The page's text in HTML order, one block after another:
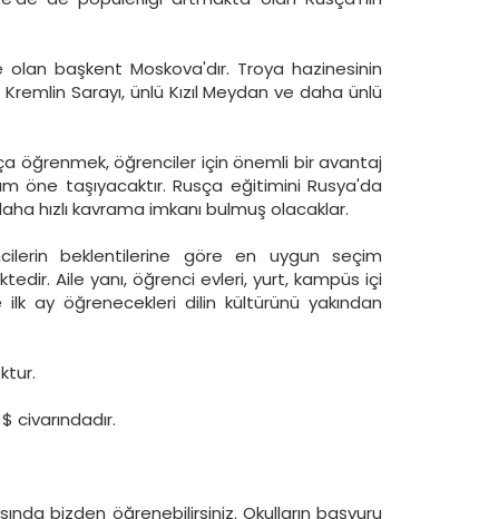
başkent Moskova'dır. Troya hazinesinin
Sarayı, ünlü Kızıl Meydan ve daha ünlü
öğrenmek, öğrenciler için önemli bir avantaj
öne taşıyacaktır. Rusça eğitimini Rusya'da
hızlı kavrama imkanı bulmuş olacaklar.
beklentilerine göre en uygun seçim
Aile yanı, öğrenci evleri, yurt, kampüs içi
ay öğrenecekleri dilin kültürünü yakından
civarındadır.
bizden öğrenebilirsiniz. Okulların başvuru